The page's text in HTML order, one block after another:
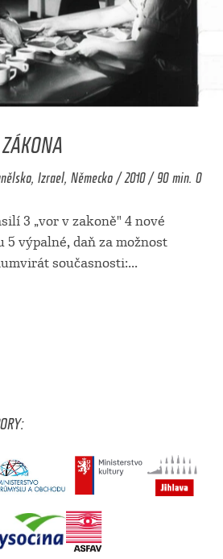
Izrael, Německo / 2010 / 90 min. 0
3 „vor v zakoně" 4 nové
5 výpalné, daň za možnost
současnosti:...